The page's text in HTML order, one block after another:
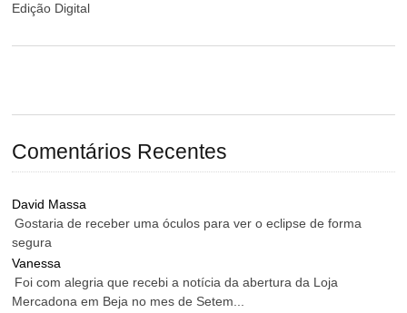
Edição Digital
Comentários Recentes
David Massa
Gostaria de receber uma óculos para ver o eclipse de forma
segura
Vanessa
Foi com alegria que recebi a notícia da abertura da Loja
Mercadona em Beja no mes de Setem...